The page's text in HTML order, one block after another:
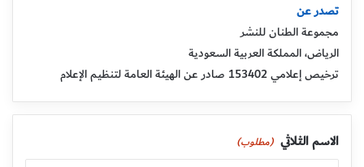
تصدر عن
مجموعة الطنان للنشر
الرياض، المملكة العربية السعودية
ترخيص إعلامي 153402 صادر عن الهيئة العامة لتنظيم الإعلام
الاسم الثلاثي (مطلوب)